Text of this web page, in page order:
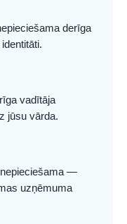
derīga
vadītāja
jūsu vārda.
—
uzņēmuma